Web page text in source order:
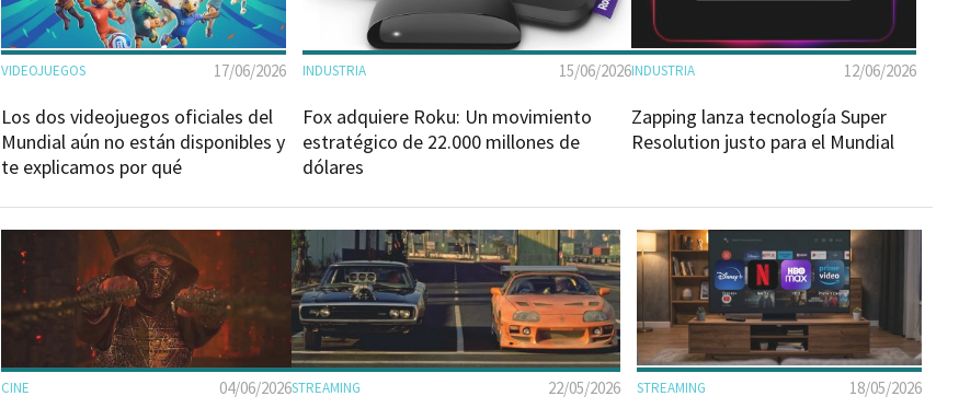
17/06/2026
VIDEOJUEGOS
Los dos videojuegos oficiales del
Mundial aún no están disponibles y
te explicamos por qué
15/06/2026
INDUSTRIA
Fox adquiere Roku: Un movimiento
estratégico de 22.000 millones de
dólares
12/06/2026
INDUSTRIA
Zapping lanza tecnología Super
Resolution justo para el Mundial
04/06/2026
CINE 22/05/2026
STREAMING 18/05/2026
STREAMING